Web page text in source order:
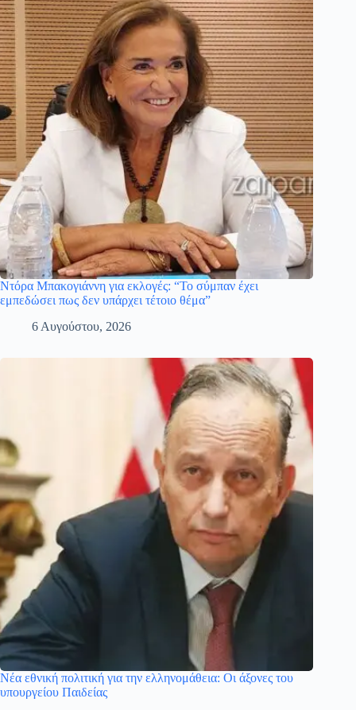
Ντόρα Μπακογιάννη για εκλογές: “Το σύμπαν έχει
εμπεδώσει πως δεν υπάρχει τέτοιο θέμα”
6 Αυγούστου, 2026
Νέα εθνική πολιτική για την ελληνομάθεια: Οι άξονες του
υπουργείου Παιδείας